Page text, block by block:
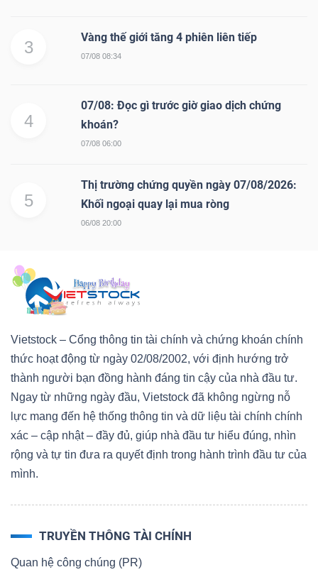
3
Vàng thế giới tăng 4 phiên liên tiếp
07/08 08:34
4
07/08: Đọc gì trước giờ giao dịch chứng
khoán?
07/08 06:00
5
Thị trường chứng quyền ngày 07/08/2026:
Khối ngoại quay lại mua ròng
06/08 20:00
Vietstock – Cổng thông tin tài chính và chứng khoán chính
thức hoạt động từ ngày 02/08/2002, với định hướng trở
thành người bạn đồng hành đáng tin cậy của nhà đầu tư.
Ngay từ những ngày đầu, Vietstock đã không ngừng nỗ
lực mang đến hệ thống thông tin và dữ liệu tài chính chính
xác – cập nhật – đầy đủ, giúp nhà đầu tư hiểu đúng, nhìn
rộng và tự tin đưa ra quyết định trong hành trình đầu tư của
mình.
TRUYỀN THÔNG TÀI CHÍNH
Quan hệ công chúng (PR)